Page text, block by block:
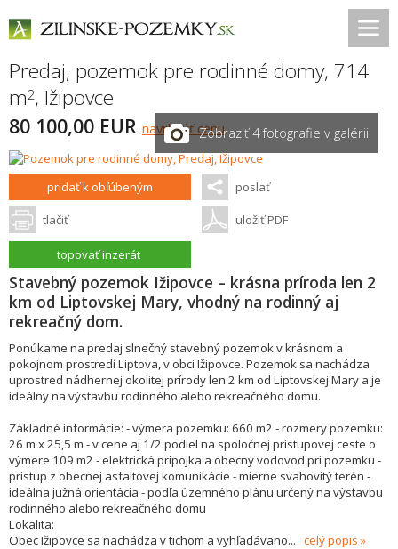
Predaj, pozemok pre rodinné domy, 714
m2, Ižipovce
80 100,00 EUR navrhnúť cenuZobraziť 4 fotografie v galérii
pridať k obľúbeným poslať
tlačiť uložiť PDF
topovať inzerát
Stavebný pozemok Ižipovce – krásna príroda len 2
km od Liptovskej Mary, vhodný na rodinný aj
rekreačný dom.
Ponúkame na predaj slnečný stavebný pozemok v krásnom a
pokojnom prostredí Liptova, v obci Ižipovce. Pozemok sa nachádza
uprostred nádhernej okolitej prírody len 2 km od Liptovskej Mary a je
ideálny na výstavbu rodinného alebo rekreačného domu.
Základné informácie: - výmera pozemku: 660 m2 - rozmery pozemku:
26 m x 25,5 m - v cene aj 1/2 podiel na spoločnej prístupovej ceste o
výmere 109 m2 - elektrická prípojka a obecný vodovod pri pozemku -
prístup z obecnej asfaltovej komunikácie - mierne svahovitý terén -
ideálna južná orientácia - podľa územného plánu určený na výstavbu
rodinného alebo rekreačného domu
Lokalita:
Obec Ižipovce sa nachádza v tichom a vyhľadávano... celý popis